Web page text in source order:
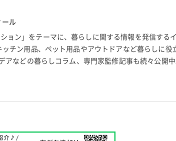
ール
ョン」をテーマに、暮らしに関する情報を発信する
チン用品、ペット用品やアウトドアなど暮らしに役
アなどの暮らしコラム、専門家監修記事も続々公開中